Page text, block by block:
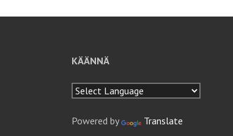
KÄÄNNÄ
Powered by Translate